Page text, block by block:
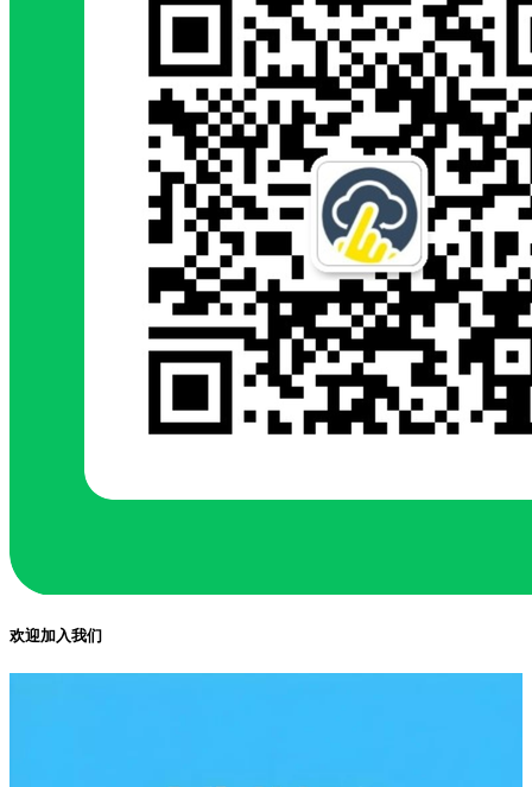
欢迎加入我们